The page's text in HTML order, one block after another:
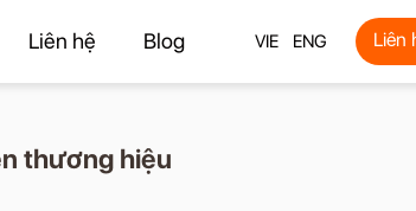
Liên hệ Blog VIE ENG Liên
thương hiệu